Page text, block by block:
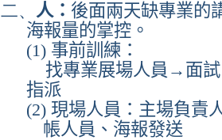
二、 人： 後面兩天缺專業的
海報量的掌控。
(1) 事前訓練：
找專業展場人員→面
指派
(2) 現場人員：主場負責
帳人員、海報發送